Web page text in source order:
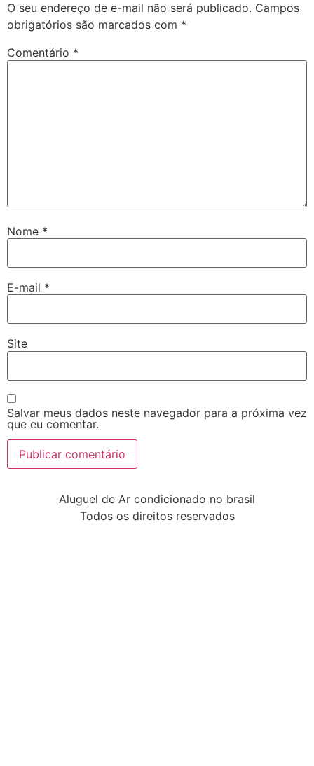
O seu endereço de e-mail não será publicado. Campos
obrigatórios são marcados com *
Comentário *
Nome *
E-mail *
Site
Salvar meus dados neste navegador para a próxima vez
que eu comentar.
Aluguel de Ar condicionado no brasil
Todos os direitos reservados